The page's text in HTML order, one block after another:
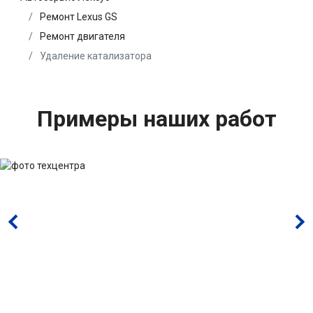
Ремонт Lexus GS
Ремонт двигателя
Удаление катализатора
Примеры наших работ